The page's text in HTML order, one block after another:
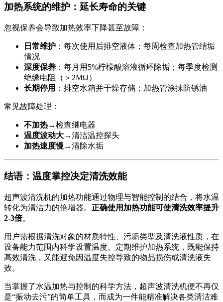
加热系统的维护：延长寿命的关键
忽视保养会导致加热效率下降甚至故障：
日常维护 ：每次使用后排空液体；每周检查加热管结垢
情况
深度保养 ：每月用5%柠檬酸溶液循环除垢；每季度检测
绝缘电阻（＞2MΩ）
长期停用 ：排空水箱并干燥存储；加热管涂抹防锈油
常见故障处理：
不加热→检查继电器
温度波动大→清洁温控探头
加热速度慢 →清除水垢
结语：温度掌控决定清洗效能
超声波清洗机的加热功能通过物理与智能控制的结合，将水温
转化为清洁力的倍增器。 正确使用加热功能可使清洗效率提升
2-3倍。
用户需根据清洗对象的材质特性、污垢类型及清洗液性质，在
设备能力范围内科学设置温度。定期维护加热系统，既能保持
高效清洗，又能避免因温度失控导致的物品损伤或清洗液失
效。
当掌握了水温加热与控制的科学方法，超声波清洗机便不再仅
是“振动去污”的简单工具，而成为一件能精准解决各类清洁难